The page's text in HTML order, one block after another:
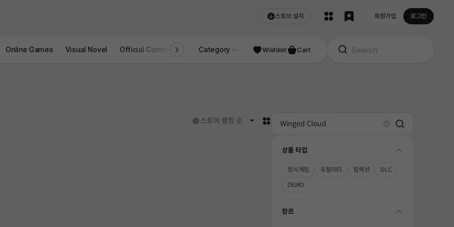
스토브 설치 회원가입 로그인
Online Games Visual Novel Official Community STOVE INDIE Studio
Category Wishlist Cart
도움말
스토어 랭킹 순 카드형 ClearSearch
상품 타입 folding
정식게임 유틸리티 컬렉션
DLC
DEMO
장르 folding